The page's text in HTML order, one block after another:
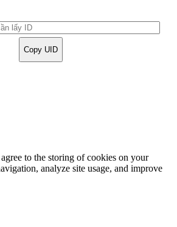
Copy UID
to the storing of cookies on your
analyze site usage, and improve